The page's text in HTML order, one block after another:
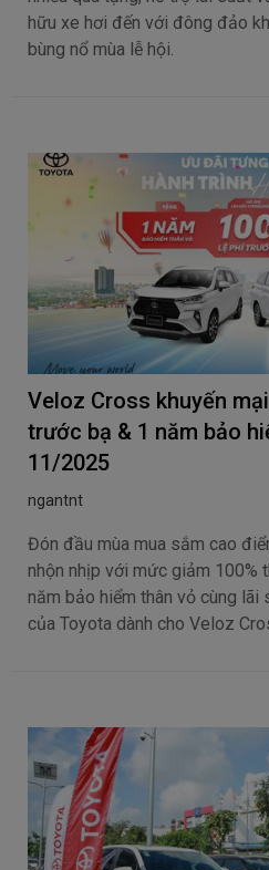
hữu xe hơi đến với đông đảo
bùng nổ mùa lễ hội.
Veloz Cross khuyến
trước bạ & 1 năm bảo
11/2025
ngantnt
Đón đầu mùa mua sắm cao
nhộn nhịp với mức giảm 100%
năm bảo hiểm thân vỏ cùng
của Toyota dành cho Veloz